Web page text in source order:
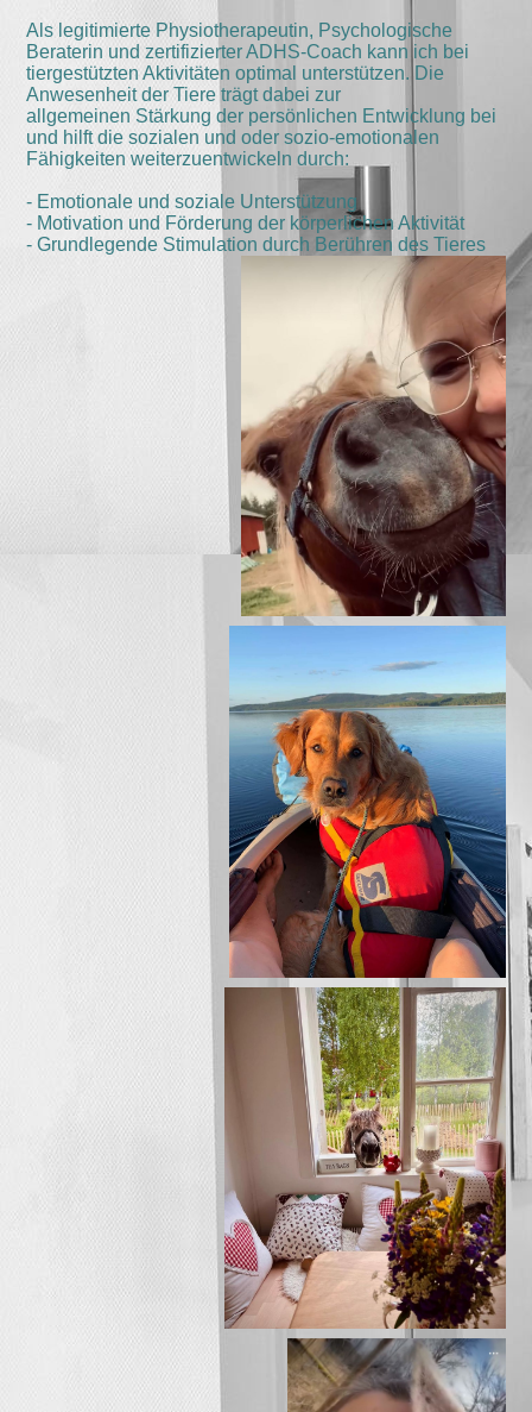
Als legitimierte Physiotherapeutin, Psychologische
Beraterin und zertifizierter ADHS-Coach kann ich bei
tiergestützten Aktivitäten optimal unterstützen. Die
Anwesenheit der Tiere trägt dabei zur
allgemeinen Stärkung der persönlichen Entwicklung bei
und hilft die sozialen und oder sozio-emotionalen
Fähigkeiten weiterzuentwickeln durch:
- Emotionale und soziale Unterstützung
- Motivation und Förderung der körperlichen Aktivität
- Grundlegende Stimulation durch Berühren des Tieres